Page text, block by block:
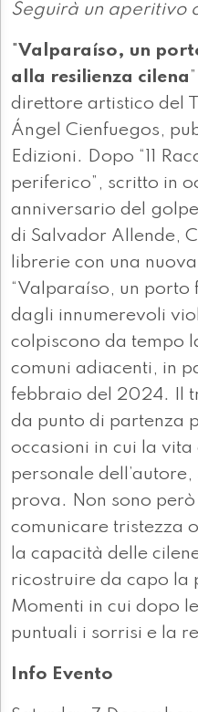
Seguirà un aperitivo
"Valparaíso, un
alla resilienza cilena
direttore artistico del
Ángel Cienfuegos,
Edizioni. Dopo “11
periferico”, scritto in
anniversario del
di Salvador Allende,
librerie con una
“Valparaíso, un porto
dagli innumerevoli
colpiscono da tempo
comuni adiacenti, in
febbraio del 2024. Il
da punto di partenza
occasioni in cui la vita
personale
prova. Non sono
comunicare tristezza
la capacità delle
ricostruire da capo la
Momenti in cui dopo
puntuali i sorrisi e la
Info Evento